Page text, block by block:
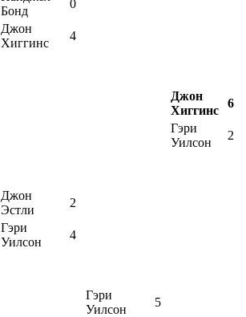
Бонд
0
Джон
Хиггинс
4
Джон
Хиггинс
6
Гэри
Уилсон
2
Джон
Эстли
2
Гэри
Уилсон
4
Гэри
Уилсон
5